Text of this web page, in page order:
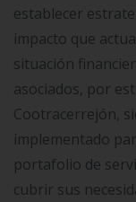
establecer
impacto que
situación
asociados, por
Cootracerrejón,
implementado
portafolio de
cubrir sus